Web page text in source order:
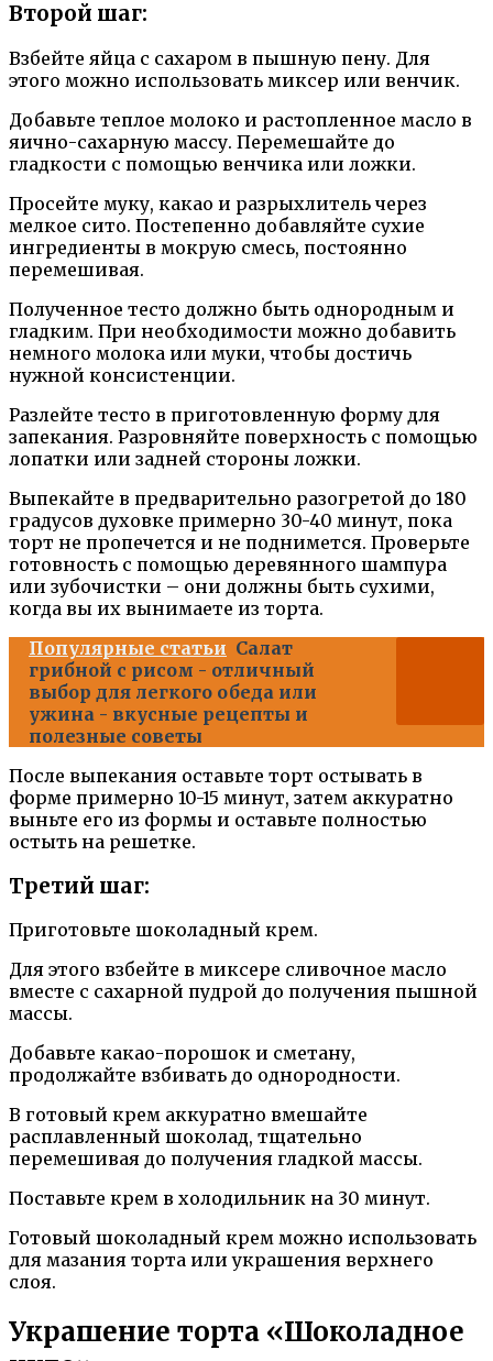
Второй шаг:
Взбейте яйца с сахаром в пышную пену. Для
этого можно использовать миксер или венчик.
Добавьте теплое молоко и растопленное масло в
яично-сахарную массу. Перемешайте до
гладкости с помощью венчика или ложки.
Просейте муку, какао и разрыхлитель через
мелкое сито. Постепенно добавляйте сухие
ингредиенты в мокрую смесь, постоянно
перемешивая.
Полученное тесто должно быть однородным и
гладким. При необходимости можно добавить
немного молока или муки, чтобы достичь
нужной консистенции.
Разлейте тесто в приготовленную форму для
запекания. Разровняйте поверхность с помощью
лопатки или задней стороны ложки.
Выпекайте в предварительно разогретой до 180
градусов духовке примерно 30-40 минут, пока
торт не пропечется и не поднимется. Проверьте
готовность с помощью деревянного шампура
или зубочистки – они должны быть сухими,
когда вы их вынимаете из торта.
Популярные статьи Салат
грибной с рисом - отличный
выбор для легкого обеда или
ужина - вкусные рецепты и
полезные советы
После выпекания оставьте торт остывать в
форме примерно 10-15 минут, затем аккуратно
выньте его из формы и оставьте полностью
остыть на решетке.
Третий шаг:
Приготовьте шоколадный крем.
Для этого взбейте в миксере сливочное масло
вместе с сахарной пудрой до получения пышной
массы.
Добавьте какао-порошок и сметану,
продолжайте взбивать до однородности.
В готовый крем аккуратно вмешайте
расплавленный шоколад, тщательно
перемешивая до получения гладкой массы.
Поставьте крем в холодильник на 30 минут.
Готовый шоколадный крем можно использовать
для мазания торта или украшения верхнего
слоя.
Украшение торта «Шоколадное